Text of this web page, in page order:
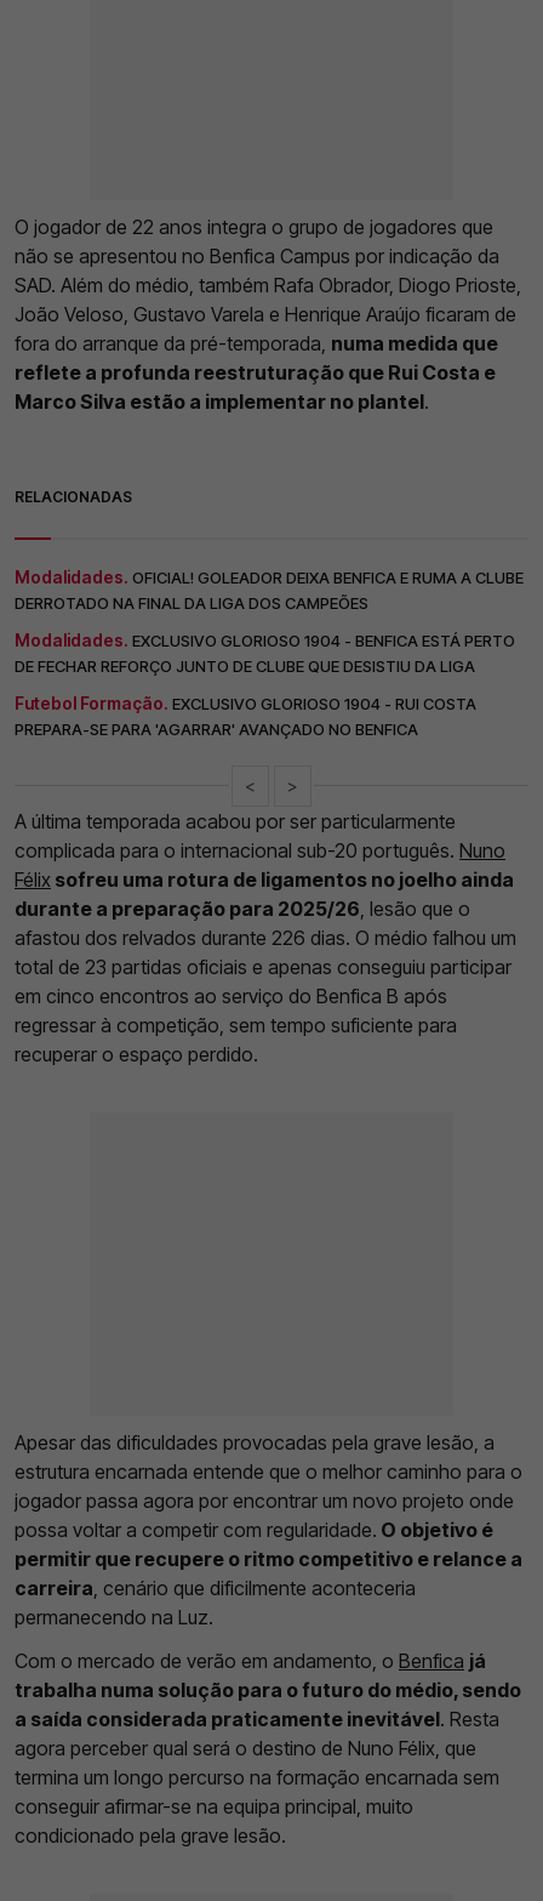
O jogador de 22 anos integra o grupo de jogadores que
não se apresentou no Benfica Campus por indicação da
SAD. Além do médio, também Rafa Obrador, Diogo Prioste,
João Veloso, Gustavo Varela e Henrique Araújo ficaram de
fora do arranque da pré-temporada, numa medida que
reflete a profunda reestruturação que Rui Costa e
Marco Silva estão a implementar no plantel.
RELACIONADAS
Modalidades. OFICIAL! GOLEADOR DEIXA BENFICA E RUMA A CLUBE
DERROTADO NA FINAL DA LIGA DOS CAMPEÕES
Modalidades. EXCLUSIVO GLORIOSO 1904 - BENFICA ESTÁ PERTO
DE FECHAR REFORÇO JUNTO DE CLUBE QUE DESISTIU DA LIGA
Futebol Formação. EXCLUSIVO GLORIOSO 1904 - RUI COSTA
PREPARA-SE PARA 'AGARRAR' AVANÇADO NO BENFICA
< >
A última temporada acabou por ser particularmente
complicada para o internacional sub-20 português. Nuno
Félix sofreu uma rotura de ligamentos no joelho ainda
durante a preparação para 2025/26 , lesão que o
afastou dos relvados durante 226 dias. O médio falhou um
total de 23 partidas oficiais e apenas conseguiu participar
em cinco encontros ao serviço do Benfica B após
regressar à competição, sem tempo suficiente para
recuperar o espaço perdido.
Apesar das dificuldades provocadas pela grave lesão, a
estrutura encarnada entende que o melhor caminho para o
jogador passa agora por encontrar um novo projeto onde
possa voltar a competir com regularidade. O objetivo é
permitir que recupere o ritmo competitivo e relance a
carreira , cenário que dificilmente aconteceria
permanecendo na Luz.
Com o mercado de verão em andamento, o Benfica já
trabalha numa solução para o futuro do médio, sendo
a saída considerada praticamente inevitável. Resta
agora perceber qual será o destino de Nuno Félix, que
termina um longo percurso na formação encarnada sem
conseguir afirmar-se na equipa principal, muito
condicionado pela grave lesão.